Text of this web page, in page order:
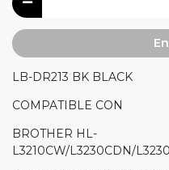
LB-DR213 BK BLACK
COMPATIBLE CON
BROTHER HL-
L3210CW/L3230CDN/